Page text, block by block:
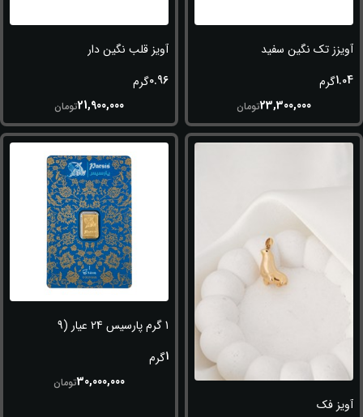
آویزز تک نگین سفید
1.04گرم
23,300,000تومان
آویز قلب نگین دار
0.96گرم
21,900,000تومان
آویز فک
1 گرم پارسیس 24 عیار (999.9)
1گرم
30,000,000تومان